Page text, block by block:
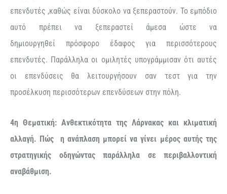
επενδυτές ,καθώς είναι δύσκολο να ξεπεραστούν. Το εμπόδιο
αυτό πρέπει να ξεπεραστεί άμεσα ώστε να
δημιουργηθεί πρόσφορο έδαφος για περισσότερους
επενδυτές. Παράλληλα οι ομιλητές υπογράμμισαν ότι αυτές
οι επενδύσεις θα λειτουργήσουν σαν τεστ για την
προσέλκυση περισσότερων επενδύσεων στην πόλη.
4η Θεματική: Ανθεκτικότητα της Λάρνακας και κλιματική
αλλαγή. Πώς η ανάπλαση μπορεί να γίνει μέρος αυτής της
στρατηγικής οδηγώντας παράλληλα σε περιβαλλοντική
αναβάθμιση.